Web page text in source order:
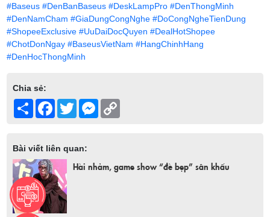
#Baseus #DenBanBaseus #DeskLampPro #DenThongMinh
#DenNamCham #GiaDungCongNghe #DoCongNgheTienDung
#ShopeeExclusive #UuDaiDocQuyen #DealHotShopee
#ChotDonNgay #BaseusVietNam #HangChinhHang
#DenHocThongMinh
Chia sẻ:
Share Facebook
TwitterMessenger
Bài viết liên quan:
Hài nhảm, game show “đè bẹp” sân khấu